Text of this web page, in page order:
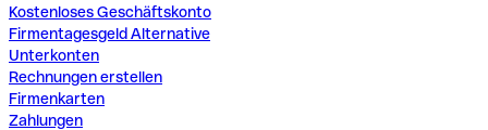
Kostenloses Geschäftskonto
Firmentagesgeld Alternative
Unterkonten
Rechnungen erstellen
Firmenkarten
Zahlungen